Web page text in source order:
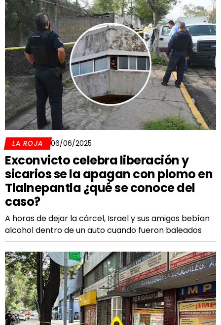
LA ROJA 06/06/2025
Exconvicto celebra liberación y
sicarios se la apagan con plomo en
Tlalnepantla ¿qué se conoce del
caso?
A horas de dejar la cárcel, Israel y sus amigos bebían
alcohol dentro de un auto cuando fueron baleados